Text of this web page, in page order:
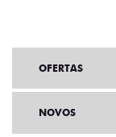
OFERTAS
NOVOS